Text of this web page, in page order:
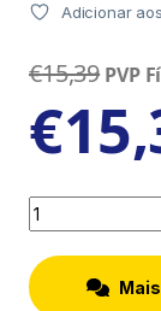
Adicionar
€15,39 PVP
€
Quantity